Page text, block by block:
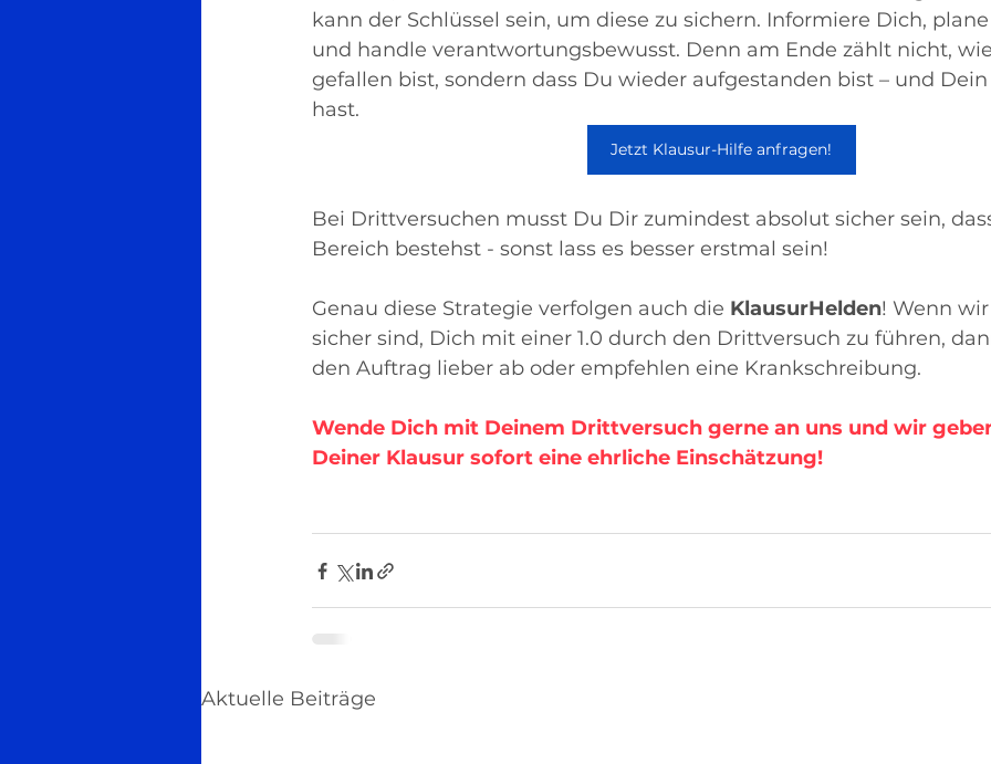
kann der Schlüssel sein, um diese zu sichern. Informiere Dich,
und handle verantwortungsbewusst. Denn am Ende zählt nicht,
gefallen bist, sondern dass Du wieder aufgestanden bist – und
hast.
Jetzt Klausur-Hilfe anfragen!
Bei Drittversuchen musst Du Dir zumindest absolut sicher sein,
Bereich bestehst - sonst lass es besser erstmal sein!
Genau diese Strategie verfolgen auch die KlausurHelden! Wenn
sicher sind, Dich mit einer 1.0 durch den Drittversuch zu führen,
den Auftrag lieber ab oder empfehlen eine Krankschreibung.
Wende Dich mit Deinem Drittversuch gerne an uns und wir
Deiner Klausur sofort eine ehrliche Einschätzung!
Aktuelle Beiträge